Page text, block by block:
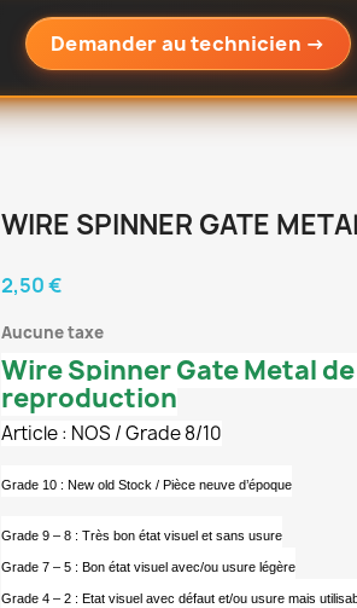
Demander au technicien →
WIRE SPINNER GATE
2,50 €
Aucune taxe
Wire Spinner Gate Metal
reproduction
Article : NOS / Grade 8/10
Grade 10 : New old Stock / Pièce neuve d’époque
Grade 9 – 8 : Très bon état visuel et sans usure
Grade 7 – 5 : Bon état visuel avec/ou usure légère
Grade 4 – 2 : Etat visuel avec défaut et/ou usure mais